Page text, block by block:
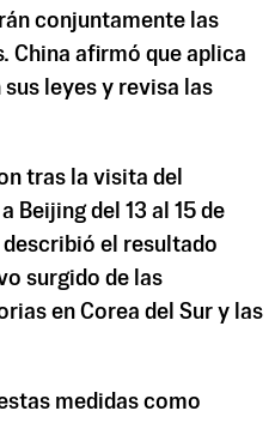
conjuntamente las
China afirmó que aplica
leyes y revisa las
tras la visita del
Beijing del 13 al 15 de
el resultado
surgido de las
en Corea del Sur y las
medidas como